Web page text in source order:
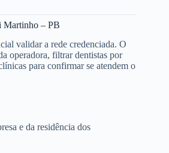
Martinho – PB
validar a rede credenciada. O
operadora, filtrar dentistas por
para confirmar se atendem o
e da residência dos